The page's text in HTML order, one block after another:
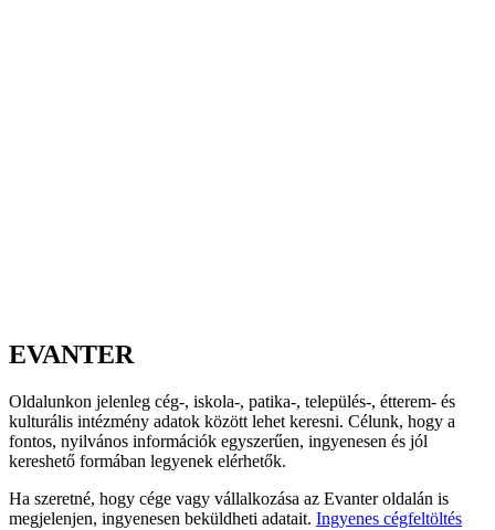
EVANTER
Oldalunkon jelenleg cég-, iskola-, patika-, település-, étterem- és
kulturális intézmény adatok között lehet keresni. Célunk, hogy a
fontos, nyilvános információk egyszerűen, ingyenesen és jól
kereshető formában legyenek elérhetők.
Ha szeretné, hogy cége vagy vállalkozása az Evanter oldalán is
megjelenjen, ingyenesen beküldheti adatait. Ingyenes cégfeltöltés